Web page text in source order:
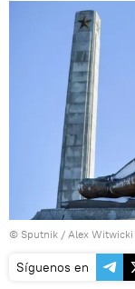
© Sputnik / Alex Witwicki
Síguenos en